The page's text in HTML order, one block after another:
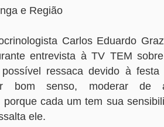
e Região
Carlos Eduardo
entrevista à TV TEM
ressaca devido à festa
bom senso, moderar de
porque cada um tem sua
ele.